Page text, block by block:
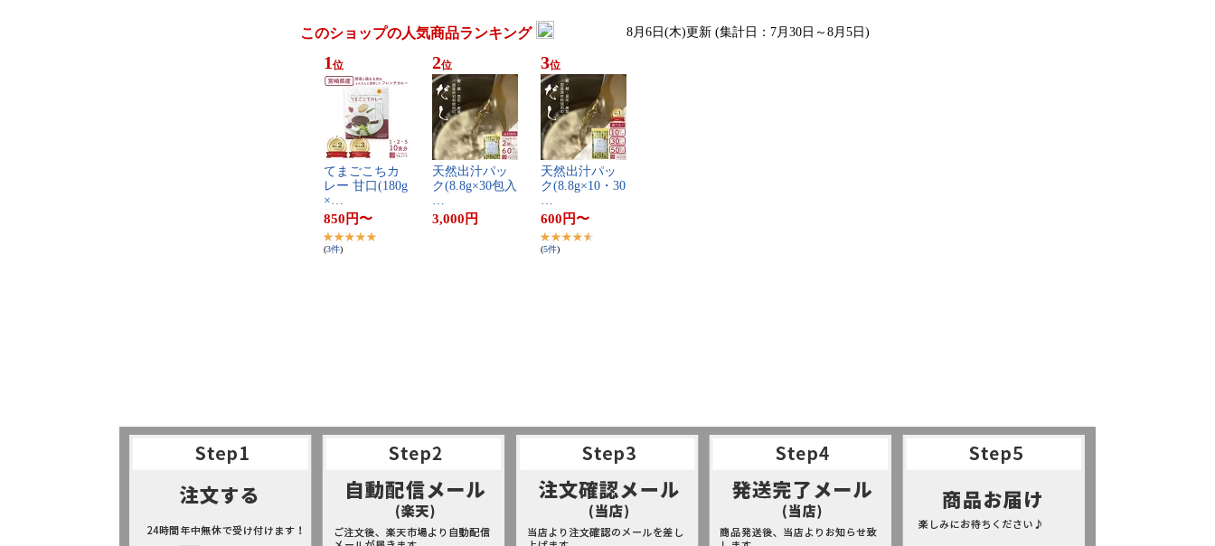
このショップの人気商品ランキング 8月6日(木)更新 (集計日：7月30日～8月5日)
1 位
て​ま​ご​こ​ち​カ​
レ​ー​ ​甘​口​(​1​8​0​g​
×​…
850 円〜
(3件)
2位
天​然​出​汁​パ​ッ​
ク​(​8​.​8​g​×​3​0​包​入​
…
3,000 円
3位
天​然​出​汁​パ​ッ​
ク​(​8​.​8​g​×​1​0​・​3​0​
…
600 円〜
(5件)